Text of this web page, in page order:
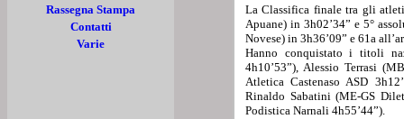
Rassegna Stampa
Contatti
Varie
La Classifica finale tra gli
Apuane) in 3h02’34” e 5°
Novese) in 3h36’09” e 61a
Hanno conquistato i titoli
4h10’53”), Alessio Terrasi
Atletica Castenaso ASD
Rinaldo Sabatini (ME-GS
Podistica Narnali 4h55’44”).